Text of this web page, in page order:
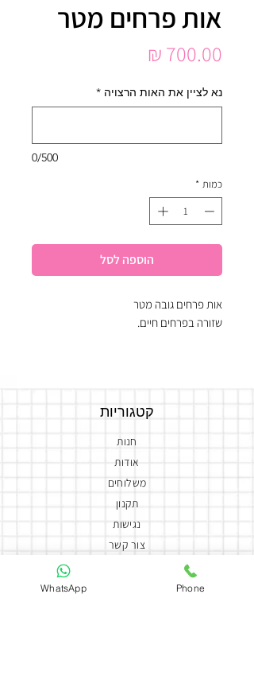
אות פרחים מטר
נא לציין את האות הרצויה *
0/500
כמות *
הוספה לסל
אות פרחים גובה מטר
שזורה בפרחים חיים.
קטגוריות
חנות
אודות
משלוחים
תקנון
נגישות
צור קשר
WhatsApp Phone